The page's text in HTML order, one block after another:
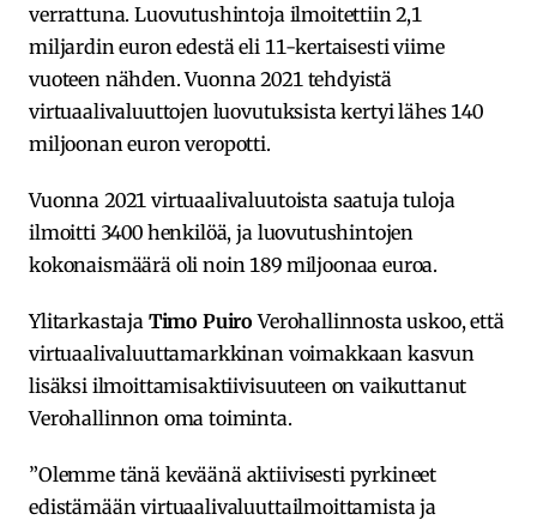
verrattuna. Luovutushintoja ilmoitettiin 2,1
miljardin euron edestä eli 11-kertaisesti viime
vuoteen nähden. Vuonna 2021 tehdyistä
virtuaalivaluuttojen luovutuksista kertyi lähes 140
miljoonan euron veropotti.
Vuonna 2021 virtuaalivaluutoista saatuja tuloja
ilmoitti 3400 henkilöä, ja luovutushintojen
kokonaismäärä oli noin 189 miljoonaa euroa.
Ylitarkastaja Timo Puiro Verohallinnosta uskoo, että
virtuaalivaluuttamarkkinan voimakkaan kasvun
lisäksi ilmoittamisaktiivisuuteen on vaikuttanut
Verohallinnon oma toiminta.
”Olemme tänä keväänä aktiivisesti pyrkineet
edistämään virtuaalivaluuttailmoittamista ja